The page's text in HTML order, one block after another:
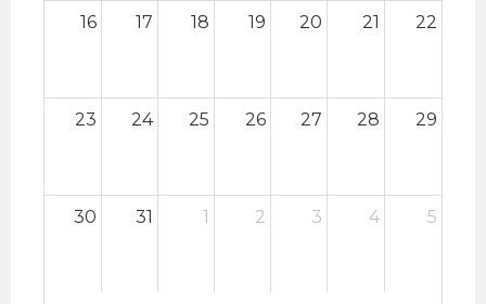
16 17 18 19 20 21 22
23 24 25 26 27 28 29
30 31 1 2 3 4 5